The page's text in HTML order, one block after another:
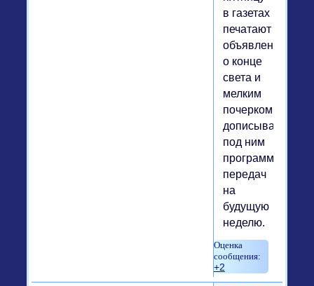
в газетах
печатают
объявление
о конце
света и
мелким
почерком
дописывают
под ним
программу
передач
на
будущую
неделю.
+2